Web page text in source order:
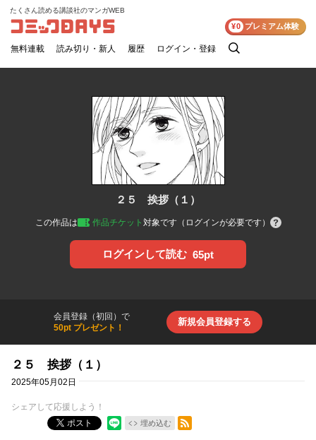
コミックDAYS
たくさん読める講談社のマンガWEB
無料連載 読み切り・新人 履歴 ログイン・登録
検
¥0 プレミアム体験
２５ 挨拶（１）
この作品は 作品チケット 対象です（ログインが必要です）
ログインして読む 65pt
会員登録（初回）で
50pt プレゼント！
新規会員登録する
２５ 挨拶（１）
2025年05月02日
シェアして応援しよう！
ポスト
埋め込む
RSSフィード